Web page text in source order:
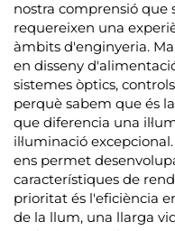
nostra comprensió que
requereixen una
àmbits d'enginyeria.
en disseny
sistemes òptics,
perquè sabem que és
que diferencia una
il·luminació
ens permet
característiques de
prioritat és l'eficiència
de la llum, una llarga